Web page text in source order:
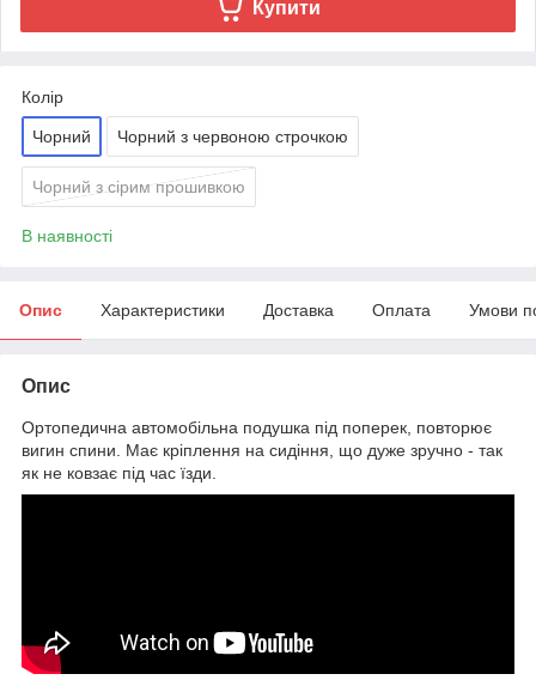
Купити
Колір
Чорний Чорний з червоною строчкою
Чорний з сірим прошивкою
В наявності
Опис Характеристики Доставка Оплата Умови
Опис
Ортопедична автомобільна подушка під поперек, повторює
вигин спини. Має кріплення на сидіння, що дуже зручно - так
як не ковзає під час їзди.